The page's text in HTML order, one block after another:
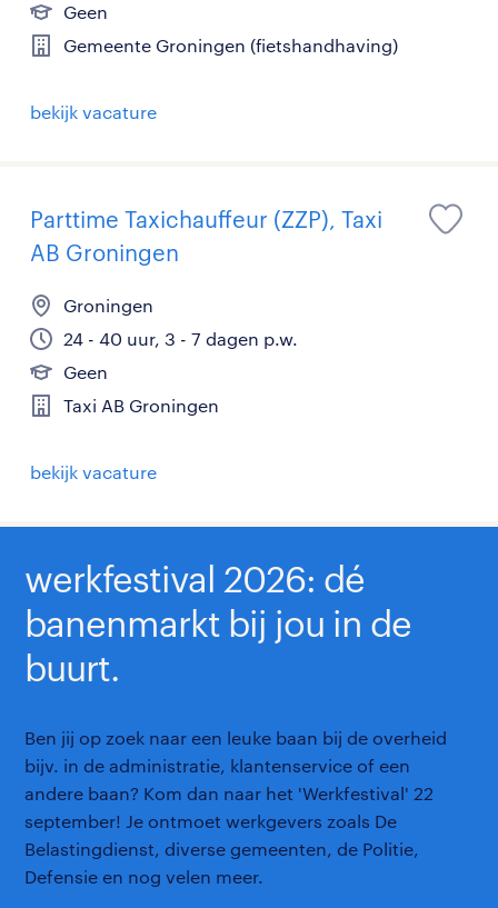
Geen
Gemeente Groningen (fietshandhaving)
bekijk vacature
Parttime Taxichauffeur (ZZP), Taxi
AB Groningen
Groningen
24 - 40 uur, 3 - 7 dagen p.w.
Geen
Taxi AB Groningen
bekijk vacature
werkfestival 2026: dé
banenmarkt bij jou in de
buurt.
Ben jij op zoek naar een leuke baan bij de overheid
bijv. in de administratie, klantenservice of een
andere baan? Kom dan naar het 'Werkfestival' 22
september! Je ontmoet werkgevers zoals De
Belastingdienst, diverse gemeenten, de Politie,
Defensie en nog velen meer.